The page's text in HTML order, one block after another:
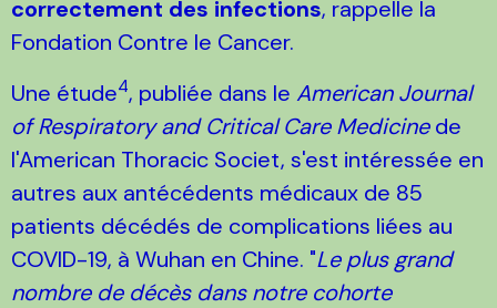
correctement des infections, rappelle la
Fondation Contre le Cancer.
Une étude4, publiée dans le American Journal
of Respiratory and Critical Care Medicinede
l'American Thoracic Societ, s'est intéressée en
autres aux antécédents médicaux de 85
patients décédés de complications liées au
COVID-19, à Wuhan en Chine. "Le plus grand
nombre de décès dans notre cohorte